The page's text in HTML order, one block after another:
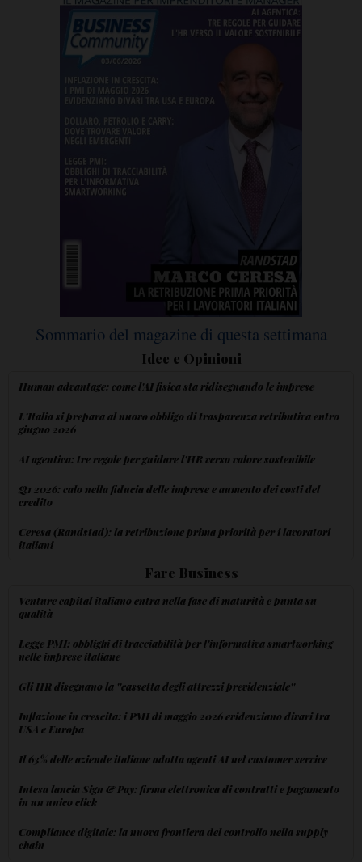
Sommario del magazine di questa settimana
Idee e Opinioni
Human advantage: come l'AI fisica sta ridisegnando le imprese
L'Italia si prepara al nuovo obbligo di trasparenza retributiva entro
giugno 2026
AI agentica: tre regole per guidare l'HR verso valore sostenibile
Q1 2026: calo nella fiducia delle imprese e aumento dei costi del
credito
Ceresa (Randstad): la retribuzione prima priorità per i lavoratori
italiani
Fare Business
Venture capital italiano entra nella fase di maturità e punta su
qualità
Legge PMI: obblighi di tracciabilità per l'informativa smartworking
nelle imprese italiane
Gli HR disegnano la ''cassetta degli attrezzi previdenziale''
Inflazione in crescita: i PMI di maggio 2026 evidenziano divari tra
USA e Europa
Il 63% delle aziende italiane adotta agenti AI nel customer service
Intesa lancia Sign & Pay: firma elettronica di contratti e pagamento
in un unico click
Compliance digitale: la nuova frontiera del controllo nella supply
chain